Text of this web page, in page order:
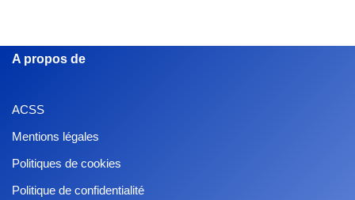
A propos de
ACSS
Mentions légales
Politiques de cookies
Politique de confidentialité